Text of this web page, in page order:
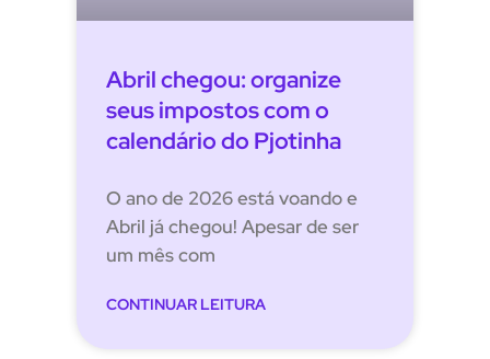
Abril chegou: organize
seus impostos com o
calendário do Pjotinha
O ano de 2026 está voando e
Abril já chegou! Apesar de ser
um mês com
CONTINUAR LEITURA